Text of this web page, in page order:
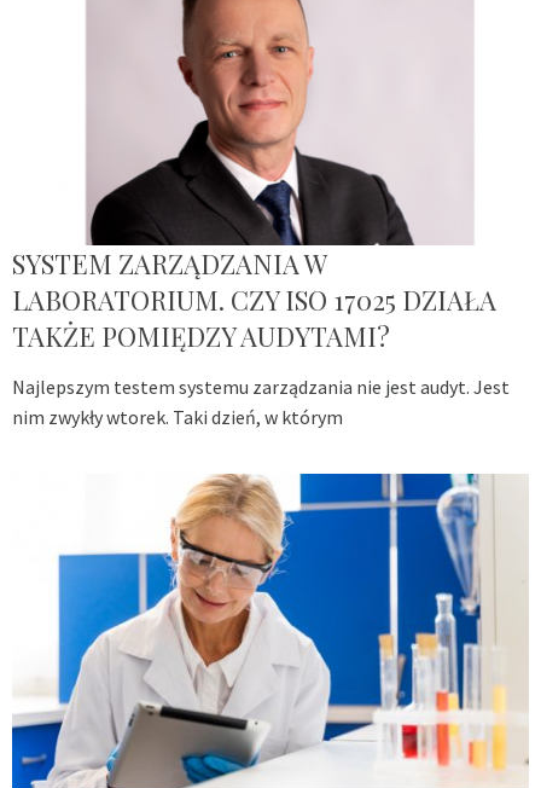
SYSTEM ZARZĄDZANIA W
LABORATORIUM. CZY ISO 17025 DZIAŁA
TAKŻE POMIĘDZY AUDYTAMI?
Najlepszym testem systemu zarządzania nie jest audyt. Jest
nim zwykły wtorek. Taki dzień, w którym